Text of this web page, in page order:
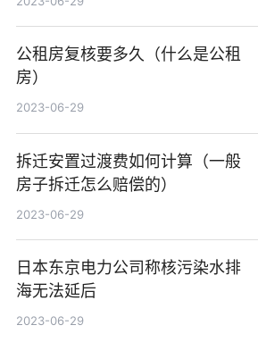
公租房复核要多久（什么是公租
房）
2023-06-29
拆迁安置过渡费如何计算（一般
房子拆迁怎么赔偿的）
2023-06-29
日本东京电力公司称核污染水排
海无法延后
2023-06-29